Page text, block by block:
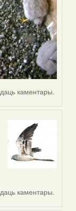
каментары.
каментары.